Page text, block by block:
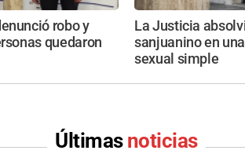
robo y
quedaron
La Justicia
sanjuanino en
sexual simple
Últimas noticias